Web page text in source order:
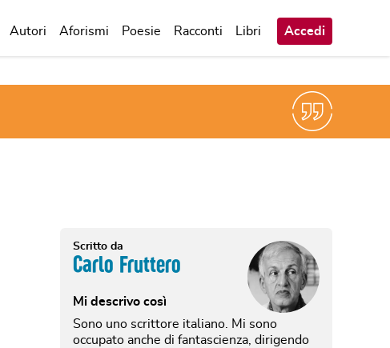
Autori Aforismi Poesie Racconti Libri Accedi
Scritto da
Carlo Fruttero
Mi descrivo così
Sono uno scrittore italiano. Mi sono
occupato anche di fantascienza, dirigendo